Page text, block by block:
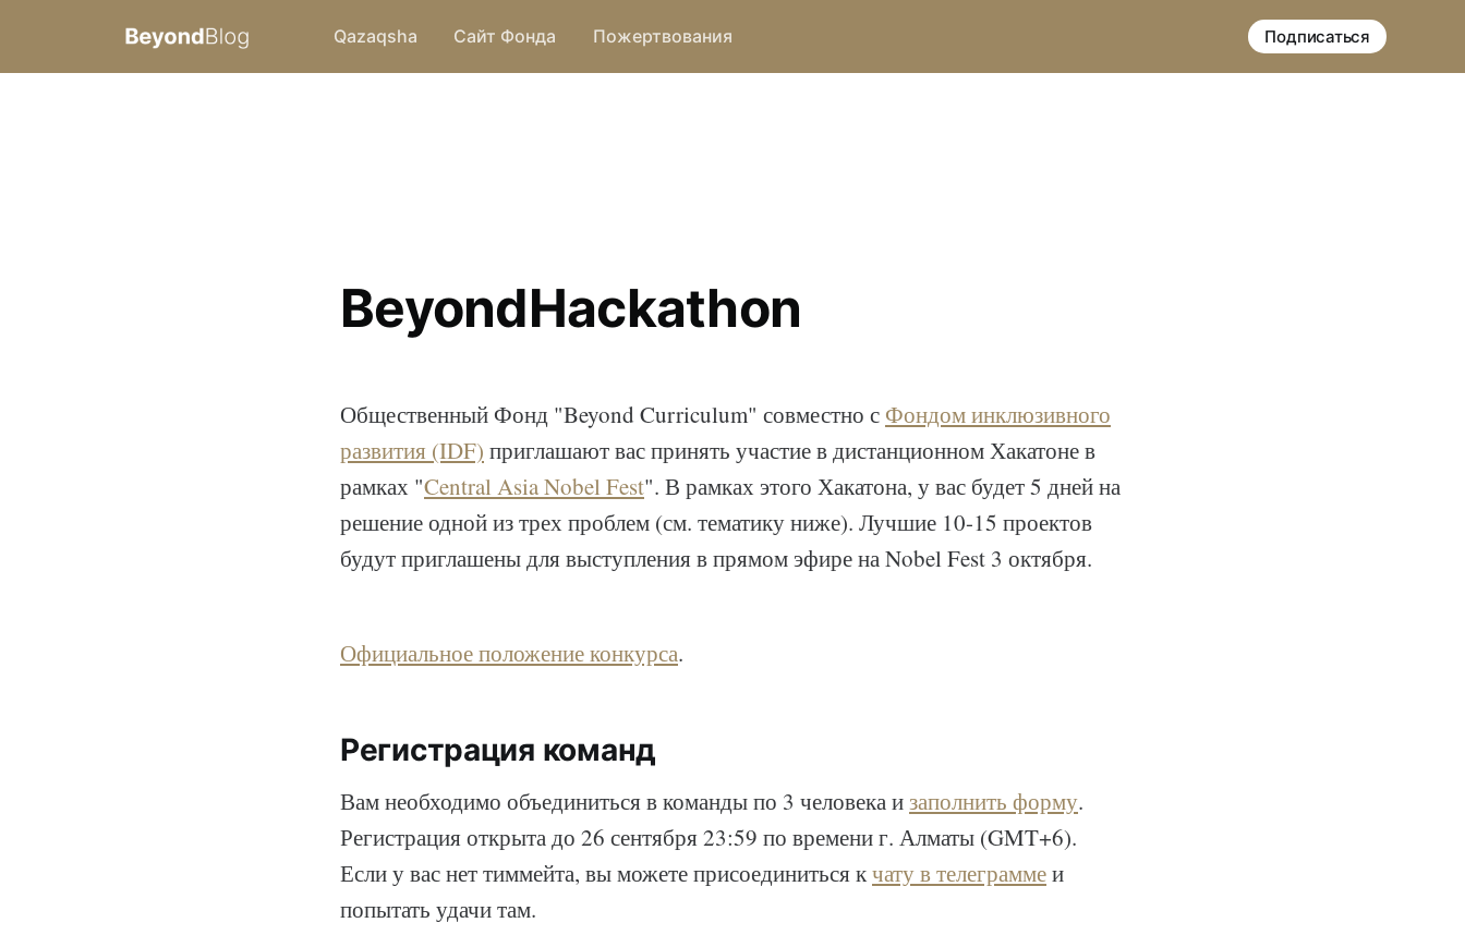
Qazaqsha Сайт Фонда Пожертвования Подписаться
BeyondHackathon
Общественный Фонд "Beyond Curriculum" совместно с Фондом инклюзивного
развития (IDF) приглашают вас принять участие в дистанционном Хакатоне в
рамках "Central Asia Nobel Fest". В рамках этого Хакатона, у вас будет 5 дней на
решение одной из трех проблем (см. тематику ниже). Лучшие 10-15 проектов
будут приглашены для выступления в прямом эфире на Nobel Fest 3 октября.
Официальное положение конкурса.
Регистрация команд
Вам необходимо объединиться в команды по 3 человека и заполнить форму.
Регистрация открыта до 26 сентября 23:59 по времени г. Алматы (GMT+6).
Если у вас нет тиммейта, вы можете присоединиться кчату в телеграммеи
попытать удачи там.